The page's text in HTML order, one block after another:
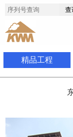
精品工程